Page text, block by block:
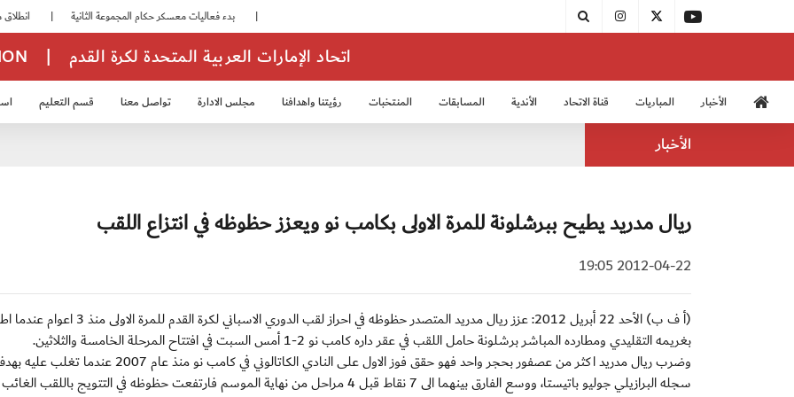
|
| اتحاد الإمارات العربية المتحدة لكرة القدم
الأخبار المباريات قناة الاتحاد الأندية المسابقات المنتخبات رؤيتنا واهدافنا مجلس الادارة تواصل معنا قسم التعليم
الأخبار
ريال مدريد يطيح ببرشلونة للمرة الاولى بكامب نو ويعزز حظوظه في انتزاع اللقب
2012-04-22 19:05
(أ ف ب) الأحد 22 أبريل 2012: عزز ريال مدريد المتصدر حظوظه في احراز لقب الدوري الاسباني لكرة القدم للمرة
بغريمه التقليدي ومطارده المباشر برشلونة حامل اللقب في عقر داره كامب نو 2-1 أمس السبت في افتتاح المرحلة الخامسة والثلاثين.
وضرب ريال مدريد اكثر من عصفور بحجر واحد فهو حقق فوز الاول على النادي الكاتالوني في كامب نو منذ
سجله البرازيلي جوليو باتيستا، ووسع الفارق بينهما الى 7 نقاط قبل 4 مراحل من نهاية الموسم فارتفعت حظوظه في التتويج باللقب